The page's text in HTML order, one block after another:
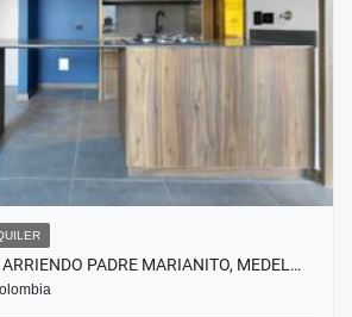
PADRE MARIANITO, MEDEL…